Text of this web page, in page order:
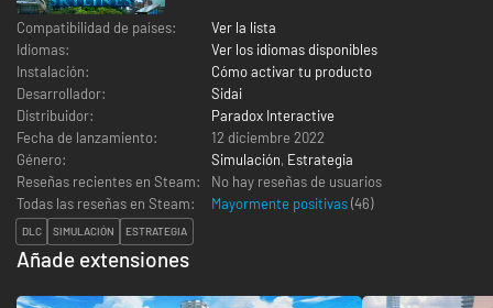
Compatibilidad de países:
Ver la lista
Idiomas:
Ver los idiomas disponibles
Instalación:
Cómo activar tu producto
Desarrollador:
Sidai
Distribuidor:
Paradox Interactive
Fecha de lanzamiento:
12 diciembre 2022
Género:
Simulación, Estrategia
Reseñas recientes en Steam:
No hay reseñas de usuarios
Todas las reseñas en Steam:
Mayormente positivas(46)
DLC SIMULACIÓN ESTRATEGIA
Añade extensiones